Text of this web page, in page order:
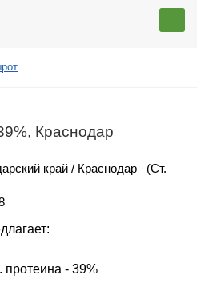
Краснодар
край / Краснодар (Ст.
- 39%